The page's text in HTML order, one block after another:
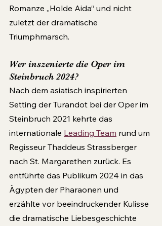
Romanze „Holde Aida“ und nicht
zuletzt der dramatische
Triumphmarsch.
Wer inszenierte die Oper im
Steinbruch 2024?
Nach dem asiatisch inspirierten
Setting der Turandot bei der Oper im
Steinbruch 2021 kehrte das
internationale Leading Team rund um
Regisseur Thaddeus Strassberger
nach St. Margarethen zurück. Es
entführte das Publikum 2024 in das
Ägypten der Pharaonen und
erzählte vor beeindruckender Kulisse
die dramatische Liebesgeschichte